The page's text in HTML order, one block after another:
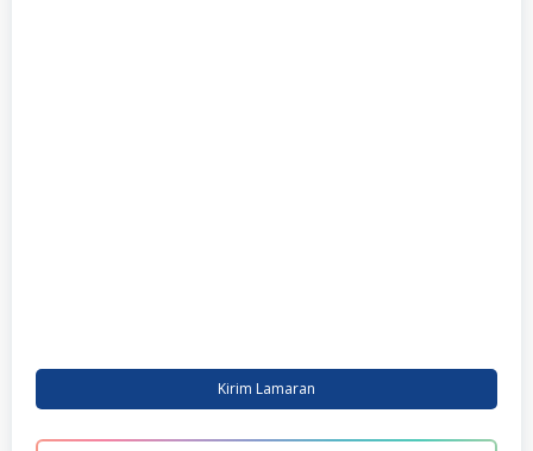
Kirim Lamaran